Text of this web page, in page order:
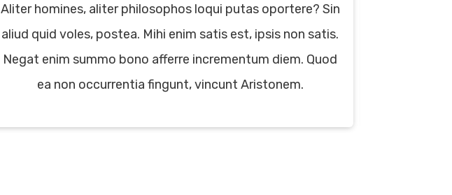
Aliter homines, aliter philosophos loqui putas oportere? Sin
aliud quid voles, postea. Mihi enim satis est, ipsis non satis.
Negat enim summo bono afferre incrementum diem. Quod
ea non occurrentia fingunt, vincunt Aristonem.